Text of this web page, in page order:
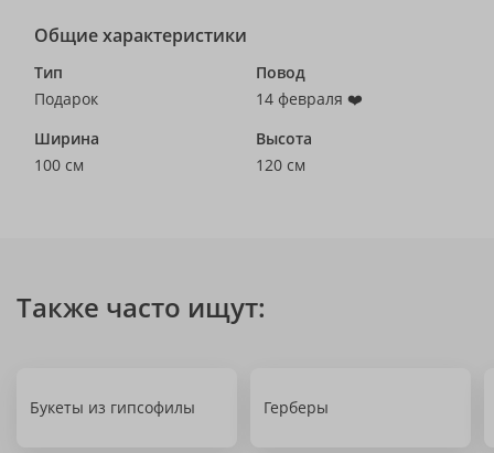
Общие характеристики
Тип
Подарок
Повод
14 февраля ❤️
Ширина
100 см
Высота
120 см
Также часто ищут:
Букеты из гипсофилы Герберы